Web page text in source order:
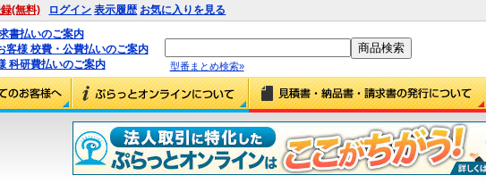
(無料) ログイン 表示履歴 お気に入りを見る
書払いのご案内
客様 校費・公費払いのご案内
科研費払いのご案内
型番まとめ検索»